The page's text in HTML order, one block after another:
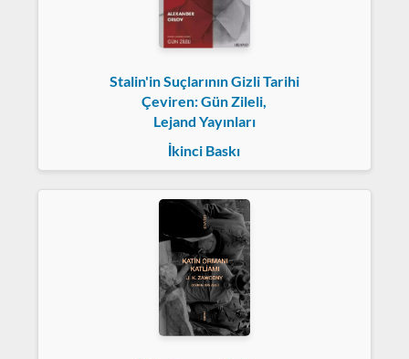
Stalin'in Suçlarının Gizli Tarihi
Çeviren: Gün Zileli,
Lejand Yayınları
İkinci Baskı